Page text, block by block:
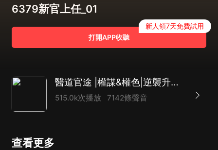
6379新官上任_01
打開APP收聽
新人領7天免費試用
醫道官途 |權謀&權色|逆襲升遷|平步青雲
515.0k次播放 7142條聲音
查看更多